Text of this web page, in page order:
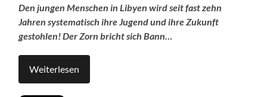
Den jungen Menschen in Libyen wird seit fast zehn
Jahren systematisch ihre Jugend und ihre Zukunft
gestohlen! Der Zorn bricht sich Bann…
Weiterlesen